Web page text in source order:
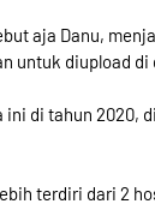
aja Danu,
untuk diupload
ini di tahun 2020,
terdiri dari 2